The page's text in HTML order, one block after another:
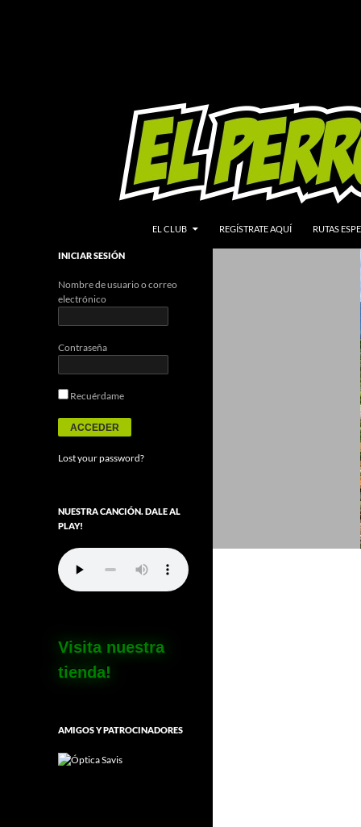
EL CLUB
REGÍSTRATE AQUÍ RUTAS
INICIAR SESIÓN
Nombre de usuario o correo
electrónico
Contraseña
Recuérdame
Lost your password?
NUESTRA CANCIÓN. DALE AL
PLAY!
Visita nuestra
tienda!
AMIGOS Y PATROCINADORES